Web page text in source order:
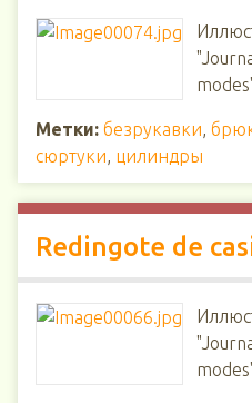
Метки: безрукавки,
сюртуки, цилиндры
Redingote de